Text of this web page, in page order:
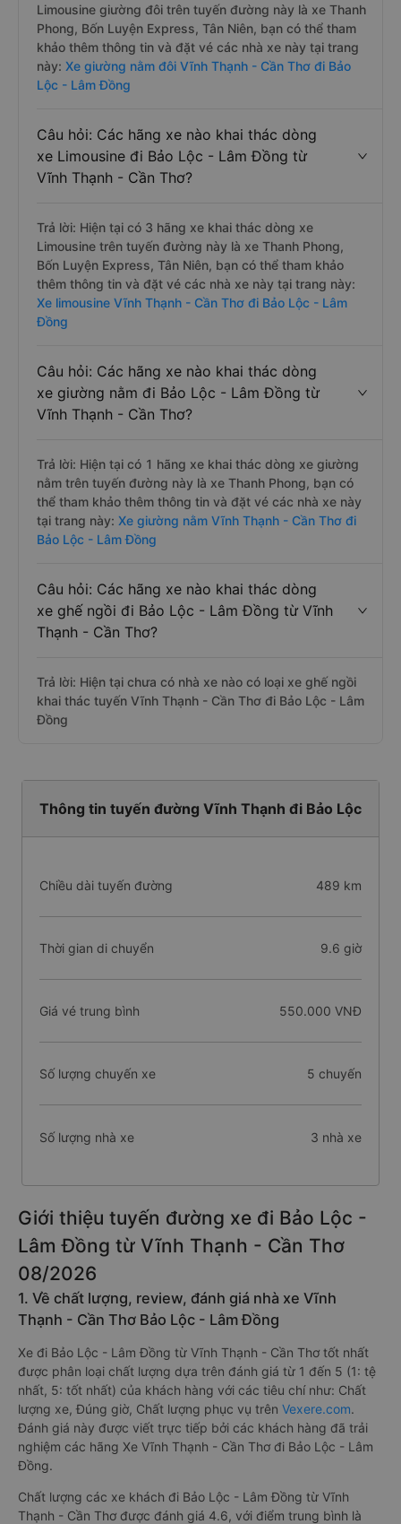
Limousine giường đôi trên tuyến đường này là xe Thanh
Phong, Bốn Luyện Express, Tân Niên, bạn có thể tham
khảo thêm thông tin và đặt vé các nhà xe này tại trang
này: Xe giường nằm đôi Vĩnh Thạnh - Cần Thơ đi Bảo
Lộc - Lâm Đồng
Câu hỏi: Các hãng xe nào khai thác dòng
xe Limousine đi Bảo Lộc - Lâm Đồng từ
Vĩnh Thạnh - Cần Thơ?
Trả lời: Hiện tại có 3 hãng xe khai thác dòng xe
Limousine trên tuyến đường này là xe Thanh Phong,
Bốn Luyện Express, Tân Niên, bạn có thể tham khảo
thêm thông tin và đặt vé các nhà xe này tại trang này:
Xe limousine Vĩnh Thạnh - Cần Thơ đi Bảo Lộc - Lâm
Đồng
Câu hỏi: Các hãng xe nào khai thác dòng
xe giường nằm đi Bảo Lộc - Lâm Đồng từ
Vĩnh Thạnh - Cần Thơ?
Trả lời: Hiện tại có 1 hãng xe khai thác dòng xe giường
nằm trên tuyến đường này là xe Thanh Phong, bạn có
thể tham khảo thêm thông tin và đặt vé các nhà xe này
tại trang này: Xe giường nằm Vĩnh Thạnh - Cần Thơ đi
Bảo Lộc - Lâm Đồng
Câu hỏi: Các hãng xe nào khai thác dòng
xe ghế ngồi đi Bảo Lộc - Lâm Đồng từ Vĩnh
Thạnh - Cần Thơ?
Trả lời: Hiện tại chưa có nhà xe nào có loại xe ghế ngồi
khai thác tuyến Vĩnh Thạnh - Cần Thơ đi Bảo Lộc - Lâm
Đồng
Thông tin tuyến đường Vĩnh Thạnh đi Bảo Lộc
Chiều dài tuyến đường 489 km
Thời gian di chuyển 9.6 giờ
Giá vé trung bình 550.000 VNĐ
Số lượng chuyến xe 5 chuyến
Số lượng nhà xe 3 nhà xe
Giới thiệu tuyến đường xe đi Bảo Lộc -
Lâm Đồng từ Vĩnh Thạnh - Cần Thơ
08/2026
1. Về chất lượng, review, đánh giá nhà xe Vĩnh
Thạnh - Cần Thơ Bảo Lộc - Lâm Đồng
Xe đi Bảo Lộc - Lâm Đồng từ Vĩnh Thạnh - Cần Thơ tốt nhất
được phân loại chất lượng dựa trên đánh giá từ 1 đến 5 (1: tệ
nhất, 5: tốt nhất) của khách hàng với các tiêu chí như: Chất
lượng xe, Đúng giờ, Chất lượng phục vụ trên Vexere.com.
Đánh giá này được viết trực tiếp bởi các khách hàng đã trải
nghiệm các hãng Xe Vĩnh Thạnh - Cần Thơ đi Bảo Lộc - Lâm
Đồng.
Chất lượng các xe khách đi Bảo Lộc - Lâm Đồng từ Vĩnh
Thạnh - Cần Thơ được đánh giá 4.6, với điểm trung bình là